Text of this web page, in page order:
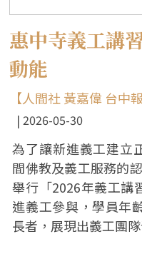
惠中寺義工講
動能
【人間社 黃嘉偉 台中報
2026-05-30
為了讓新進義工建立
間佛教及義工服務的
舉行「2026年義工講
進義工參與，學員年
長者，展現出義工團